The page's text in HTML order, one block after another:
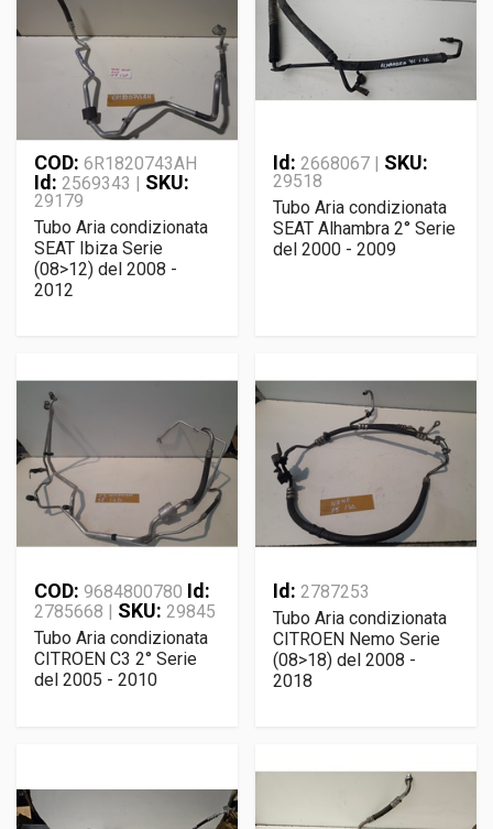
COD: 6R1820743AH
Id: 2569343 | SKU:
29179
Tubo Aria condizionata
SEAT Ibiza Serie
(08>12) del 2008 -
2012
Id: 2668067 | SKU:
29518
Tubo Aria condizionata
SEAT Alhambra 2° Serie
del 2000 - 2009
COD: 9684800780 Id:
2785668 | SKU: 29845
Tubo Aria condizionata
CITROEN C3 2° Serie
del 2005 - 2010
Id: 2787253
Tubo Aria condizionata
CITROEN Nemo Serie
(08>18) del 2008 -
2018